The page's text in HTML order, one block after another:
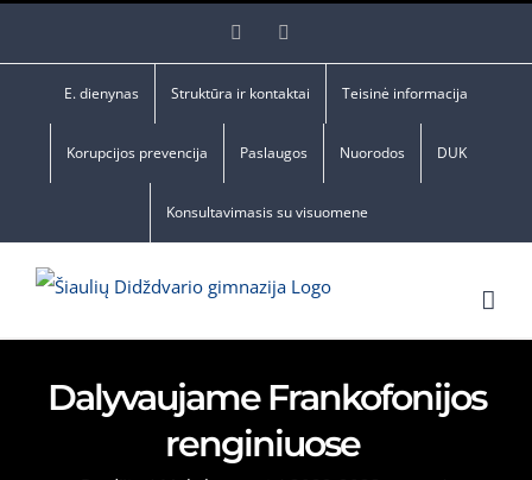
Facebook
E. dienynas Struktūra ir kontaktai Teisinė informacija
Korupcijos prevencija Paslaugos Nuorodos DUK
Konsultavimasis su visuomene
Dalyvaujame Frankofonijos
renginiuose